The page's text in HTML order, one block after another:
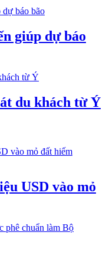
giúp dự báo
du khách từ Ý
USD vào mỏ